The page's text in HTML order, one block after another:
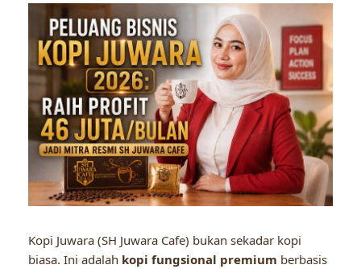
Kopi Juwara (SH Juwara Cafe) bukan sekadar kopi
biasa. Ini adalah kopi fungsional premium berbasis